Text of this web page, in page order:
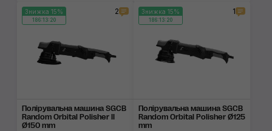
Знижка 15%
186:13:19
2
Полірувальна машина SGCB
Random Orbital Polisher II
Ø150 mm
Знижка 15%
186:13:19
1
Полірувальна машина SGCB
Random Orbital Polisher Ø125
mm